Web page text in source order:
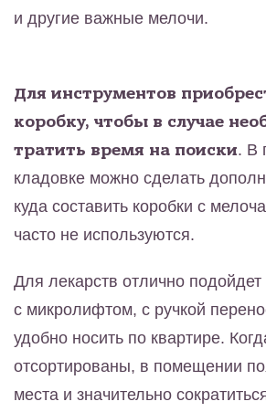
и другие важные мелочи.
Для инструментов
коробку, чтобы в случае
тратить время на поиски. В
кладовке можно сделать
куда составить коробки с
часто не используются.
Для лекарств отлично
с микролифтом, с ручкой
удобно носить по квартире.
отсортированы, в помещении
места и значительно